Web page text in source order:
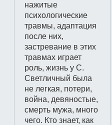
нажитые
психологические
травмы, адаптация
после них,
застревание в этих
травмах играет
роль, жизнь у С.
Светличный была
не легкая, потери,
война, девяностые,
смерть мужа, много
чего. Кто знает, как